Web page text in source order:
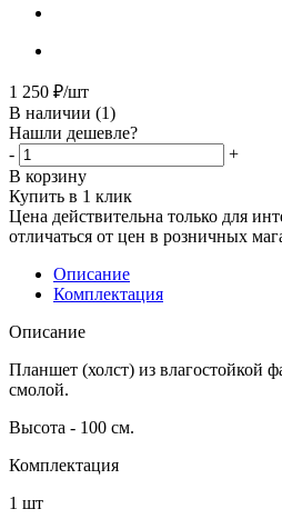
1 250 ₽/шт
В наличии (1)
Нашли дешевле?
-
+
В корзину
Купить в 1 клик
Цена действительна только для
отличаться от цен в розничных
Описание
Комплектация
Описание
Планшет (холст) из влагостойкой
смолой.
Высота - 100 см.
Комплектация
1 шт